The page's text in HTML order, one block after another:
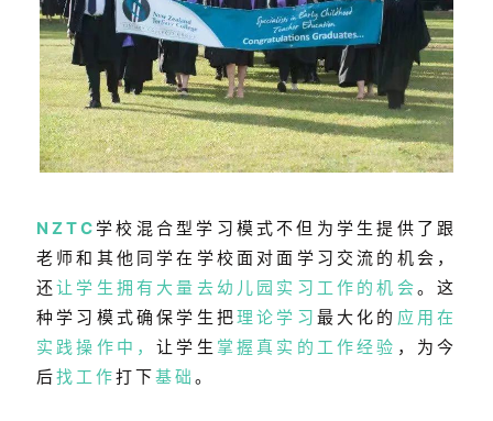
NZTC学校混合型学习模式不但为学生提供了跟
老师和其他同学在学校面对面学习交流的机会，
还让学生拥有大量去幼儿园实习工作的机会。这
种学习模式确保学生把理论学习 最大化的 应用在
实践操作中 ，让学生 掌握真实的工作经验 ，为今
后找工作打下基础 。